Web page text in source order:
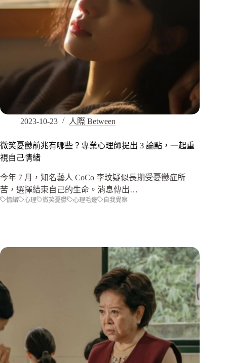
2023-10-23 人際 Between
微笑憂鬱前兆有哪些？專業心理師提出 3 論點，一起重
視自己情緒
今年 7 月，知名藝人 CoCo 李玟疑似長期受憂鬱症所
苦，選擇結束自己的生命。消息傳出…
情緒 心理 微笑憂鬱 心理毛邊 自我覺察